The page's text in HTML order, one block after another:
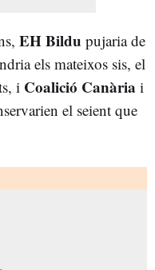
EH Bildu pujaria de
els mateixos sis, el
i Coalició Canària i
el seient que